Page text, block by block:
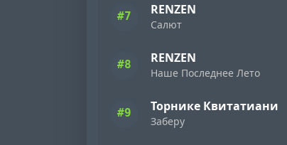
#7 RENZEN
Салют
#8 RENZEN
Наше Последнее Лето
#9 Торнике Квитатиани
Заберу